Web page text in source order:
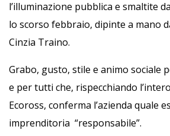
l’illuminazione pubblica e smaltite
lo scorso febbraio, dipinte a mano
Cinzia Traino.
Grabo, gusto, stile e animo sociale
e per tutti che, rispecchiando
Ecoross, conferma l’azienda quale
imprenditoria “responsabile”.